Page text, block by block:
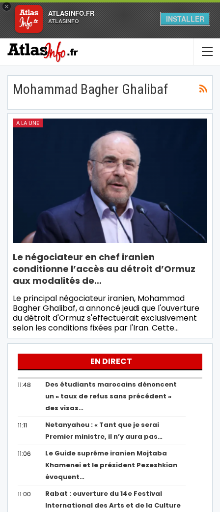
×
ATLASINFO.FR
ATLASINFO INSTALLER
Mohammad Bagher Ghalibaf
A LA UNE
Le négociateur en chef iranien
conditionne l’accès au détroit d’Ormuz
aux modalités de…
Le principal négociateur iranien, Mohammad
Bagher Ghalibaf, a annoncé jeudi que l'ouverture
du détroit d'Ormuz s'effectuerait exclusivement
selon les conditions fixées par l'Iran. Cette…
EN DIRECT
11:48
Des étudiants marocains dénoncent
un « taux de refus sans précédent »
des visas…
11:11
Netanyahou : « Tant que je serai
Premier ministre, il n’y aura pas…
11:06
Le Guide suprême iranien Mojtaba
Khamenei et le président Pezeshkian
évoquent…
11:00
Rabat : ouverture du 14e Festival
International des Arts et de la Culture